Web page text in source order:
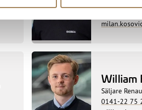
William
Säljare
0141-22 75